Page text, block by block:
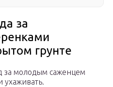
за
грунте
за молодым саженцем
ухаживать.